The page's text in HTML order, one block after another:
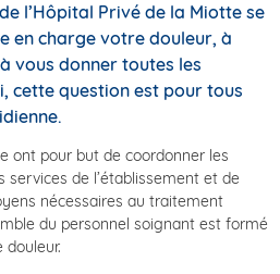
l’Hôpital Privé de la Miotte se
en charge votre douleur, à
vous donner toutes les
cette question est pour tous
ont pour but de coordonner les
services de l’établissement et de
nécessaires au traitement
du personnel soignant est formé